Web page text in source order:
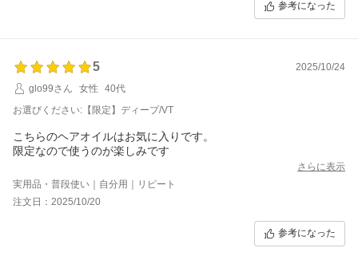
参考になった
5
2025/10/24
glo99さん
女性
40代
お選びください:【限定】ディープ/VT
こちらのヘアオイルはお気に入りです。
限定なので使うのが楽しみです
さらに表示
実用品・普段使い｜自分用｜リピート
注文日：2025/10/20
参考になった